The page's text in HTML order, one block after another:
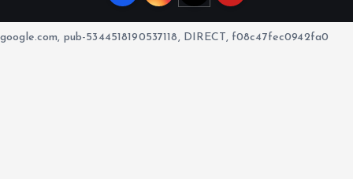
google.com, pub-5344518190537118, DIRECT, f08c47fec0942fa0